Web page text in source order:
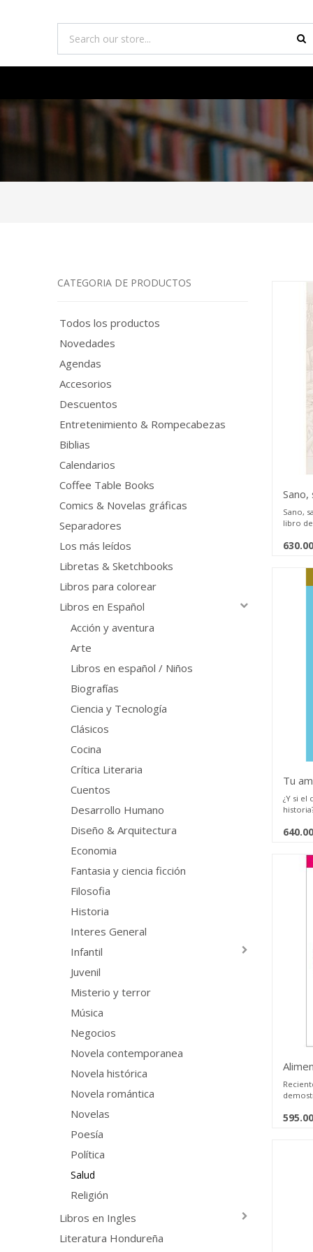
CATEGORIA DE PRODUCTOS
Todos los productos
Novedades
Agendas
Accesorios
Descuentos
Entretenimiento & Rompecabezas
Biblias
Calendarios
Coffee Table Books
Comics & Novelas gráficas
Separadores
Los más leídos
Libretas & Sketchbooks
Libros para colorear
Libros en Español
Acción y aventura
Arte
Libros en español / Niños
Biografías
Ciencia y Tecnología
Clásicos
Cocina
Crítica Literaria
Cuentos
Desarrollo Humano
Diseño & Arquitectura
Economia
Fantasia y ciencia ficción
Filosofia
Historia
Interes General
Infantil
Juvenil
Misterio y terror
Música
Negocios
Novela contemporanea
Novela histórica
Novela romántica
Novelas
Poesía
Política
Salud
Religión
Libros en Ingles
Literatura Hondureña
Sano,
Sano,
libro de
un
sabia.
sentir,
nace
nos
En
activar
el
sanar
630.00
Tu
¿Y si el
y la
En Tu
— de
Este
Acá se
640.00
entre
595.00